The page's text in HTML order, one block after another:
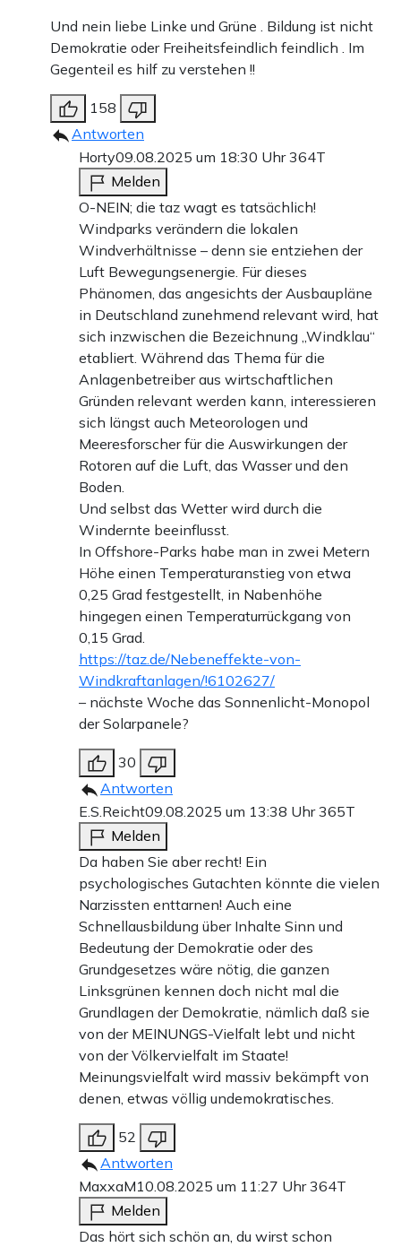
Und nein liebe Linke und Grüne . Bildung ist nicht
Demokratie oder Freiheitsfeindlich feindlich . Im
Gegenteil es hilf zu verstehen !!
158
Antworten
Horty09.08.2025 um 18:30 Uhr364T
Melden
O-NEIN; die taz wagt es tatsächlich!
Windparks verändern die lokalen
Windverhältnisse – denn sie entziehen der
Luft Bewegungsenergie. Für dieses
Phänomen, das angesichts der Ausbaupläne
in Deutschland zunehmend relevant wird, hat
sich inzwischen die Bezeichnung „Windklau“
etabliert. Während das Thema für die
Anlagenbetreiber aus wirtschaftlichen
Gründen relevant werden kann, interessieren
sich längst auch Meteorologen und
Meeresforscher für die Auswirkungen der
Rotoren auf die Luft, das Wasser und den
Boden.
Und selbst das Wetter wird durch die
Windernte beeinflusst.
In Offshore-Parks habe man in zwei Metern
Höhe einen Temperaturanstieg von etwa
0,25 Grad festgestellt, in Nabenhöhe
hingegen einen Temperaturrückgang von
0,15 Grad.
https://taz.de/Nebeneffekte-von-
Windkraftanlagen/!6102627/
– nächste Woche das Sonnenlicht-Monopol
der Solarpanele?
30
Antworten
E.S.Reicht09.08.2025 um 13:38 Uhr365T
Melden
Da haben Sie aber recht! Ein
psychologisches Gutachten könnte die vielen
Narzissten enttarnen! Auch eine
Schnellausbildung über Inhalte Sinn und
Bedeutung der Demokratie oder des
Grundgesetzes wäre nötig, die ganzen
Linksgrünen kennen doch nicht mal die
Grundlagen der Demokratie, nämlich daß sie
von der MEINUNGS-Vielfalt lebt und nicht
von der Völkervielfalt im Staate!
Meinungsvielfalt wird massiv bekämpft von
denen, etwas völlig undemokratisches.
52
Antworten
MaxxaM10.08.2025 um 11:27 Uhr364T
Melden
Das hört sich schön an, du wirst schon